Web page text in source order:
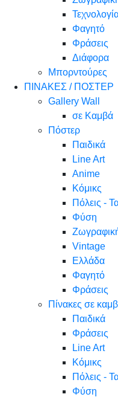
Φαγητό
Φράσεις
Διάφορα
Μπορντούρες
ΠΙΝΑΚΕΣ / ΠΟΣΤΕΡ
Gallery Wall
σε Καμβά
Πόστερ
Παιδικά
Line Art
Anime
Κόμικς
Πόλεις -
Φύση
Vintage
Ελλάδα
Φαγητό
Φράσεις
Πίνακες σε
Παιδικά
Φράσεις
Line Art
Κόμικς
Πόλεις -
Φύση